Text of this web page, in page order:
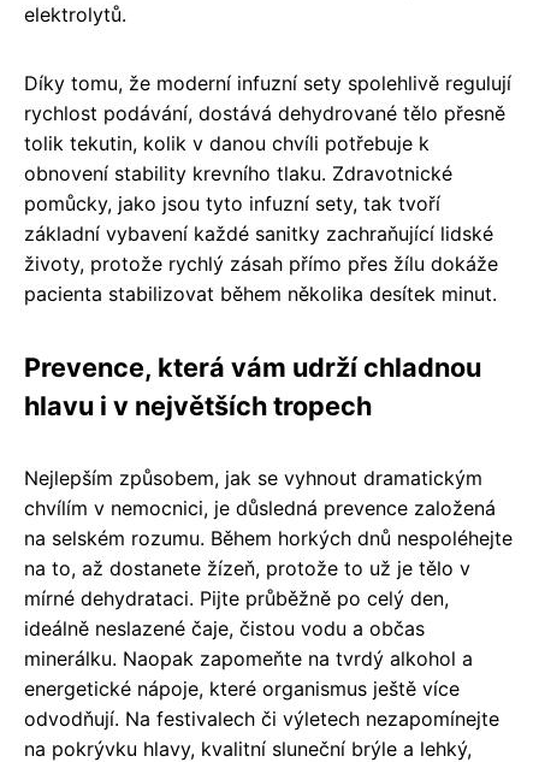
elektrolytů.
Díky tomu, že moderní infuzní sety spolehlivě regulují
rychlost podávání, dostává dehydrované tělo přesně
tolik tekutin, kolik v danou chvíli potřebuje k
obnovení stability krevního tlaku. Zdravotnické
pomůcky, jako jsou tyto infuzní sety, tak tvoří
základní vybavení každé sanitky zachraňující lidské
životy, protože rychlý zásah přímo přes žílu dokáže
pacienta stabilizovat během několika desítek minut.
Prevence, která vám udrží chladnou
hlavu i v největších tropech
Nejlepším způsobem, jak se vyhnout dramatickým
chvílím v nemocnici, je důsledná prevence založená
na selském rozumu. Během horkých dnů nespoléhejte
na to, až dostanete žízeň, protože to už je tělo v
mírné dehydrataci. Pijte průběžně po celý den,
ideálně neslazené čaje, čistou vodu a občas
minerálku. Naopak zapomeňte na tvrdý alkohol a
energetické nápoje, které organismus ještě více
odvodňují. Na festivalech či výletech nezapomínejte
na pokrývku hlavy, kvalitní sluneční brýle a lehký,